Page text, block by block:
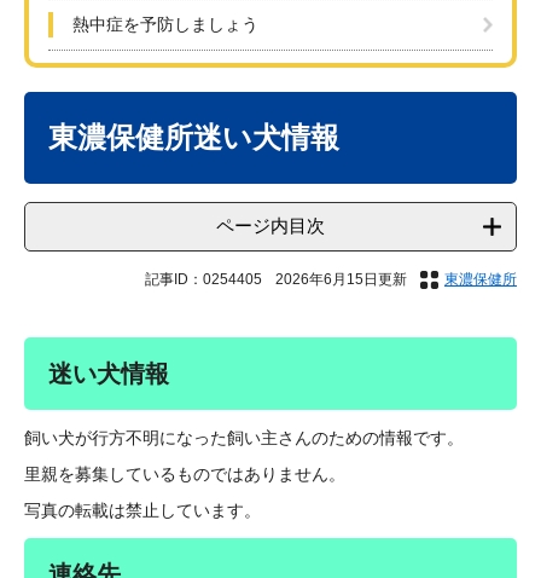
熱中症を予防しましょう
東濃保健所迷い犬情報
ページ内目次
記事ID：0254405 2026年6月15日更新 東濃保健所
迷い犬情報
飼い犬が行方不明になった飼い主さんのための情報です。
里親を募集しているものではありません。
写真の転載は禁止しています。